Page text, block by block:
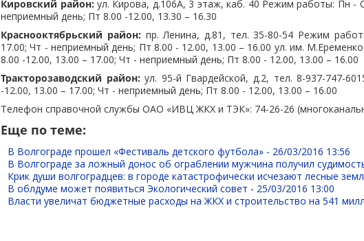
Кировский район: ул. Кирова, д.106А, 3 этаж, каб. 40 Режим работы: Пн -
неприемный день; Пт 8.00 -12.00, 13.30 – 16.30
Краснооктябрьский район: пр. Ленина, д.81, тел. 35-80-54 Режим
17.00; Чт - неприемный день; Пт 8.00 - 12.00, 13.00 – 16.00 ул. им.
8.00 -12.00, 13.00 – 17.00; Чт - неприемный день; Пт 8.00 - 12.00, 13.00 – 16.00
Тракторозаводский район: ул. 95-й Гвардейской, д.2, тел. 8-937-747-
-12.00, 13.00 – 17.00; Чт - неприемный день; Пт 8.00 - 12.00, 13.00 – 16.00
Телефон справочной службы ОАО «ИВЦ ЖКХ и ТЭК»: 74-26-26
Еще по теме:
В Волгограде прошел «Фестиваль детского футбола» - 26/03/2016 13:56
В Волгограде за ложный донос об ограблении мужчина получил
Крик души волгоградцев: в городе катастрофически исчезают лесные
В облдуме может появиться Экологический совет - 25/03/2016 13:00
Власти увеличат бюджетные расходы на ЖКХ и строительство на 541